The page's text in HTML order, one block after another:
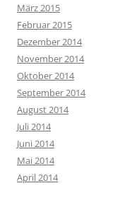
März 2015
Februar 2015
Dezember 2014
November 2014
Oktober 2014
September 2014
August 2014
Juli 2014
Juni 2014
Mai 2014
April 2014